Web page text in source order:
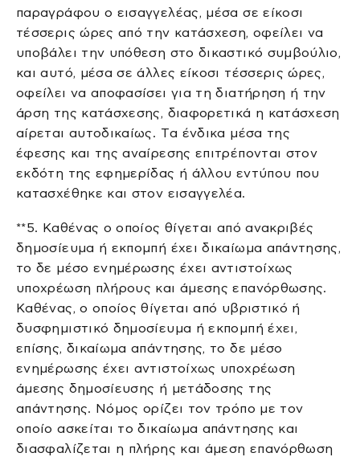
παραγράφου ο εισαγγελέας, μέσα σε είκοσι
τέσσερις ώρες από την κατάσχεση, οφείλει να
υποβάλει την υπόθεση στο δικαστικό συμβούλιο,
και αυτό, μέσα σε άλλες είκοσι τέσσερις ώρες,
οφείλει να αποφασίσει για τη διατήρηση ή την
άρση της κατάσχεσης, διαφορετικά η κατάσχεση
αίρεται αυτοδικαίως. Tα ένδικα μέσα της
έφεσης και της αναίρεσης επιτρέπονται στον
εκδότη της εφημερίδας ή άλλου εντύπου που
κατασχέθηκε και στον εισαγγελέα.
**5. Καθένας ο οποίος θίγεται από ανακριβές
δημοσίευμα ή εκπομπή έχει δικαίωμα απάντησης,
το δε μέσο ενημέρωσης έχει αντιστοίχως
υποχρέωση πλήρους και άμεσης επανόρθωσης.
Καθένας, ο οποίος θίγεται από υβριστικό ή
δυσφημιστικό δημοσίευμα ή εκπομπή έχει,
επίσης, δικαίωμα απάντησης, το δε μέσο
ενημέρωσης έχει αντιστοίχως υποχρέωση
άμεσης δημοσίευσης ή μετάδοσης της
απάντησης. Νόμος ορίζει τον τρόπο με τον
οποίο ασκείται το δικαίωμα απάντησης και
διασφαλίζεται η πλήρης και άμεση επανόρθωση